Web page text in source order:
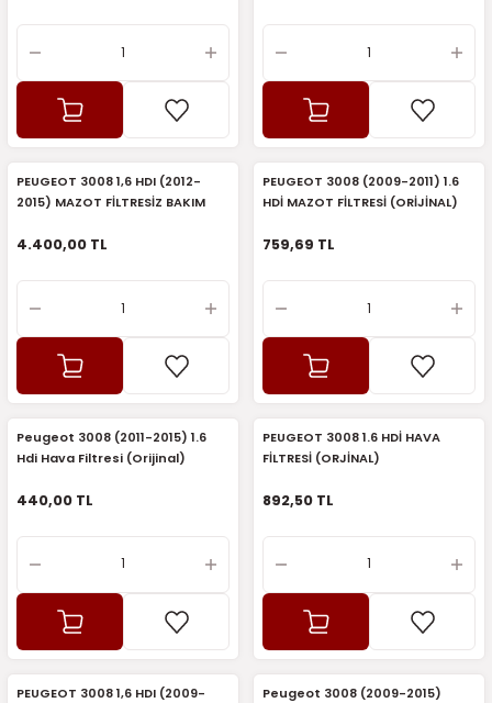
PEUGEOT 3008 1,6 HDI (2012-
2015) MAZOT FİLTRESİZ BAKIM
4.400,00 TL
PEUGEOT 3008 (2009-2011) 1.6
HDİ MAZOT FİLTRESİ (ORİJİNAL)
759,69 TL
Peugeot 3008 (2011-2015) 1.6
Hdi Hava Filtresi (Orijinal)
440,00 TL
PEUGEOT 3008 1.6 HDİ HAVA
FİLTRESİ (ORJİNAL)
892,50 TL
PEUGEOT 3008 1,6 HDI (2009-
Peugeot 3008 (2009-2015)